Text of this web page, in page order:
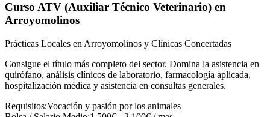
Curso ATV (Auxiliar Técnico Veterinario) en
Arroyomolinos
Prácticas Locales en Arroyomolinos y Clínicas Concertadas
Consigue el título más completo del sector. Domina la asistencia en
quirófano, análisis clínicos de laboratorio, farmacología aplicada,
hospitalización médica y asistencia en consultas generales.
Requisitos:Vocación y pasión por los animales